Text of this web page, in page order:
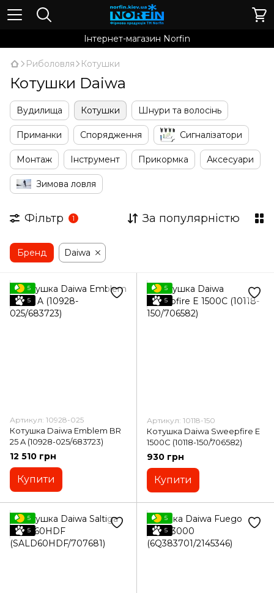
Інтернет-магазин Norfin
Риболовля Котушки
Котушки Daiwa
Вудилища Котушки Шнури та волосінь
Приманки Спорядження Сигналізатори
Монтаж Інструмент Прикормка Аксесуари
Зимова ловля
Фільтр 1 За популярністю
Бренд Daiwa
5
5
Артикул: 10928-025
Котушка Daiwa Emblem BR
25 A (10928-025/683723)
12 510 грн
Купити
5
5
Артикул: 10118-150
Котушка Daiwa Sweepfire E
1500C (10118-150/706582)
930 грн
Купити
5
5
5
5